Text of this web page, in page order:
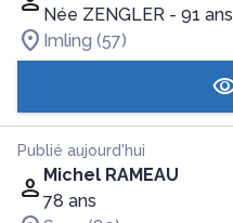
Née ZENGLER - 91 ans
Imling (57)
Publié aujourd'hui
Michel RAMEAU
78 ans